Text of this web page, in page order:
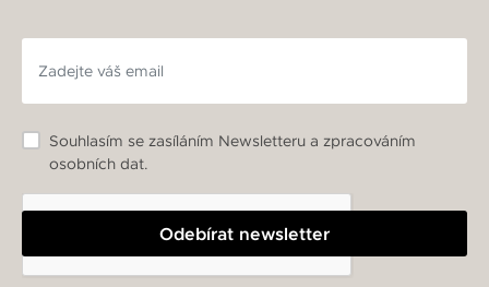
Odebírat newsletter
Souhlasím se zasíláním Newsletteru a zpracováním
osobních dat.